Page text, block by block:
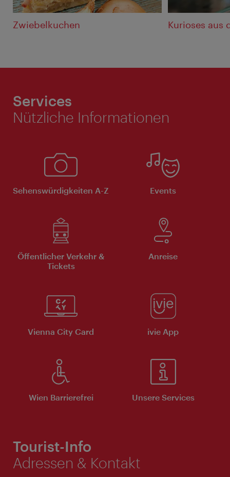
Zwiebelkuchen Kurioses aus
Services
Nützliche Informationen
Sehenswürdigkeiten A-Z Events
Öffentlicher Verkehr &
Tickets
Anreise
Vienna City Card ivie App
Wien Barrierefrei Unsere Services
Tourist-Info
Adressen & Kontakt